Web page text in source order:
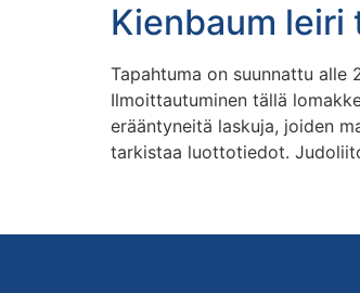
Kienbaum leiri
Tapahtuma on suunnattu alle
Ilmoittautuminen tällä
erääntyneitä laskuja, joiden
tarkistaa luottotiedot.